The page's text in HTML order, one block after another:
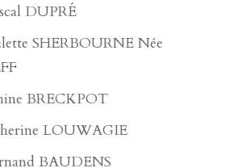
DUPRÉ
SHERBOURNE Née
BRECKPOT
LOUWAGIE
BAUDENS